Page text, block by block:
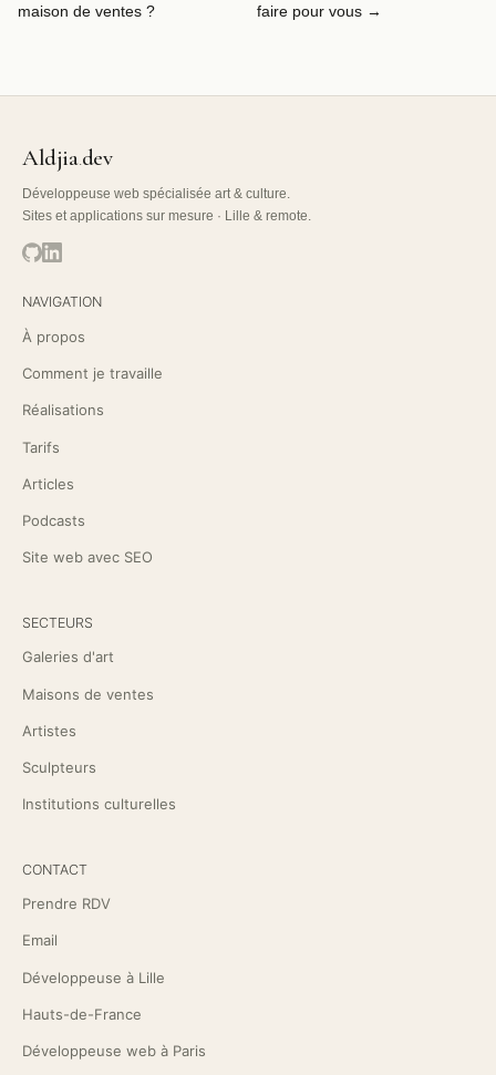
maison de ventes ?
faire pour vous →
Aldjia.dev
Développeuse web spécialisée art & culture.
Sites et applications sur mesure · Lille & remote.
NAVIGATION
À propos
Comment je travaille
Réalisations
Tarifs
Articles
Podcasts
Site web avec SEO
SECTEURS
Galeries d'art
Maisons de ventes
Artistes
Sculpteurs
Institutions culturelles
CONTACT
Prendre RDV
Email
Développeuse à Lille
Hauts-de-France
Développeuse web à Paris